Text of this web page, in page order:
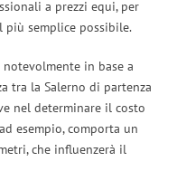
a prezzi equi, per
semplice possibile.
in base a
tra la Salerno di partenza
nel determinare il costo
esempio, comporta un
che influenzerà il